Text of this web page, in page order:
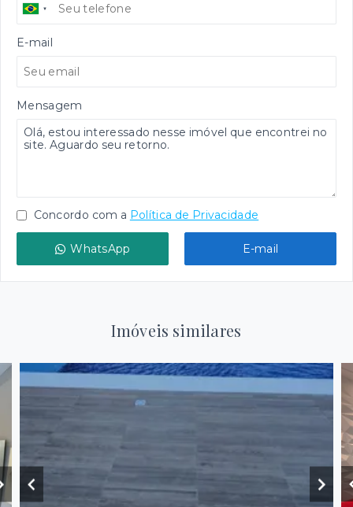
E-mail
Mensagem
Concordo com a Política de Privacidade
WhatsApp E-mail
Imóveis similares